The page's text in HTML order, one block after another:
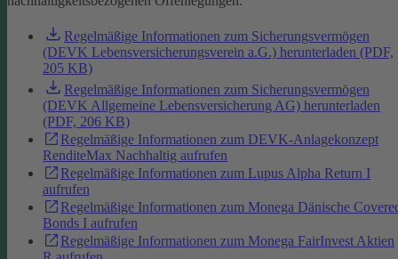
Regelmäßige Informationen zum Sicherungsvermögen
(DEVK Lebensversicherungsverein a.G.) herunterladen (PDF,
205 KB)
Regelmäßige Informationen zum Sicherungsvermögen
(DEVK Allgemeine Lebensversicherung AG) herunterladen
(PDF, 206 KB)
Regelmäßige Informationen zum DEVK-Anlagekonzept
RenditeMax Nachhaltig aufrufen
Regelmäßige Informationen zum Lupus Alpha Return I
aufrufen
Regelmäßige Informationen zum Monega Dänische
Bonds I aufrufen
Regelmäßige Informationen zum Monega FairInvest Aktien